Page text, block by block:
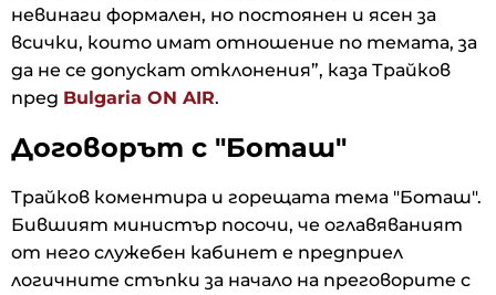
невинаги формален, но постоянен и ясен за
всички, които имат отношение по темата, за
да не се допускат отклонения”, каза Трайков
пред Bulgaria ON AIR.
Договорът с "Боташ"
Трайков коментира и горещата тема "Боташ".
Бившият министър посочи, че оглавяваният
от него служебен кабинет е предприел
логичните стъпки за начало на преговорите с